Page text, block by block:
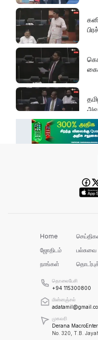
பல
Home
ஜோதிடம்
பல்சுவை
நாங்கள்
தொலைபேசி
+94 115300800
மின்னஞ்சல்
முகவரி
Derana
No. 320, T.B.